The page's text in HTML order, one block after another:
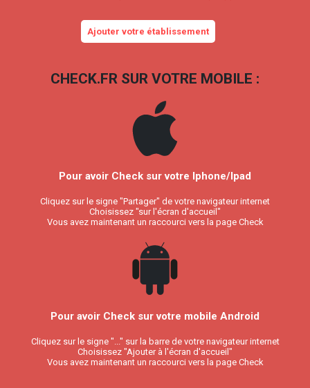
Ajouter votre établissement
CHECK.FR SUR VOTRE MOBILE :
Pour avoir Check sur votre Iphone/Ipad
Cliquez sur le signe "Partager" de votre navigateur internet
Choisissez "sur l'écran d'accueil"
Vous avez maintenant un raccourci vers la page Check
Pour avoir Check sur votre mobile Android
Cliquez sur le signe "..." sur la barre de votre navigateur internet
Choisissez "Ajouter à l'écran d'accueil"
Vous avez maintenant un raccourci vers la page Check